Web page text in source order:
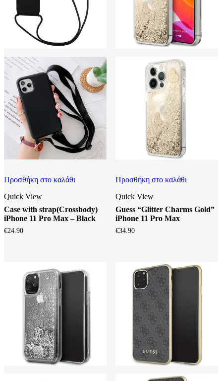
Προσθήκη στο καλάθι
Quick View
Case with strap(Crossbody)
iPhone 11 Pro Max – Black
€24.90
Προσθήκη στο καλάθι
Quick View
Guess “Glitter Charms Gold”
iPhone 11 Pro Max
€34.90